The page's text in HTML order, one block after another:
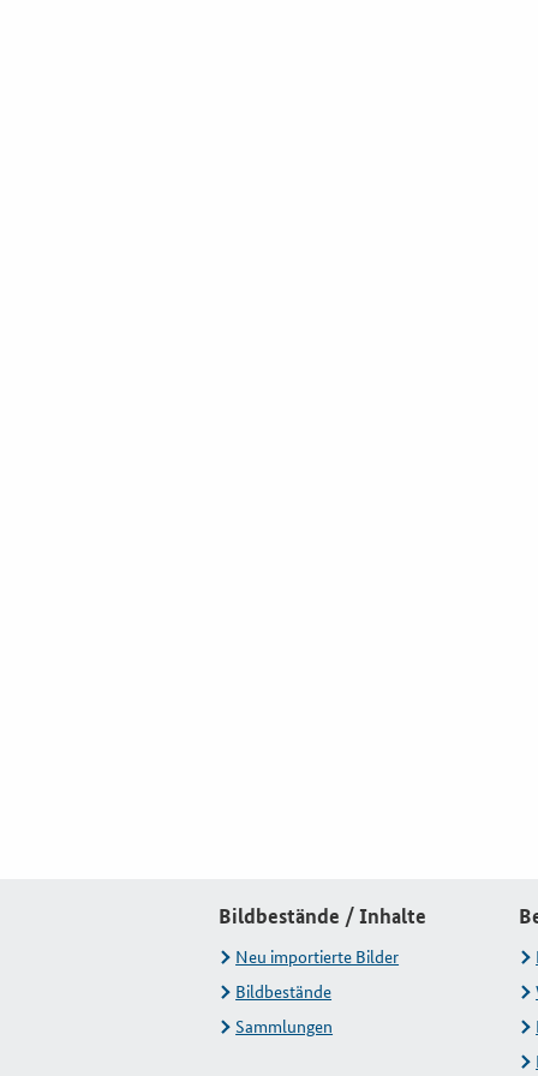
Bildbestände / Inhalte
Neu importierte Bilder
Bildbestände
Sammlungen